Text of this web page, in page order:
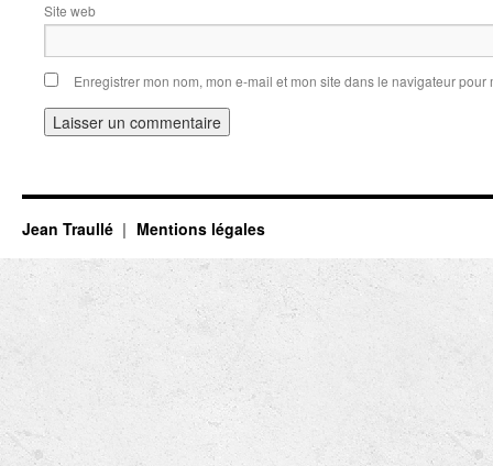
Site web
Enregistrer mon nom, mon e-mail et mon site dans le navigateur
Jean Traullé Mentions légales